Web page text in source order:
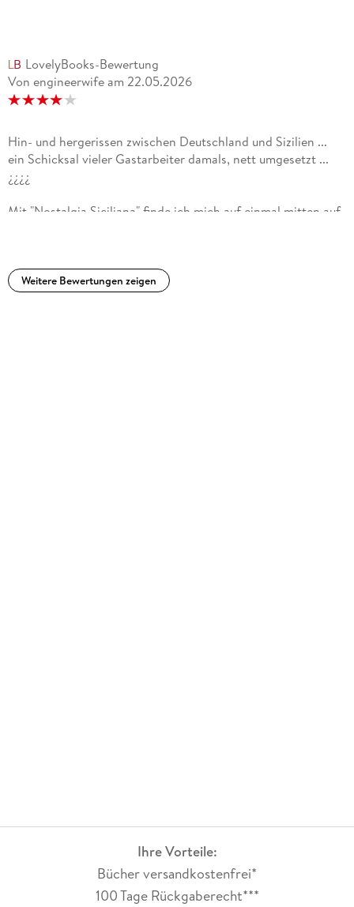
LovelyBooks-Bewertung
Von engineerwife am 22.05.2026
Hin- und hergerissen zwischen Deutschland und Sizilien ...
ein Schicksal vieler Gastarbeiter damals, nett umgesetzt ...
¿¿¿¿
Mit "Nostalgia Siciliana" finde ich mich auf einmal mitten auf
durch diesen wunderbaren Flecken Erde unternommen habe,
brauchte ich beim Hören eigentlich nur die Augen schließen
Weitere Bewertungen zeigen
Ihre Vorteile:
Bücher versandkostenfrei*
100 Tage Rückgaberecht***